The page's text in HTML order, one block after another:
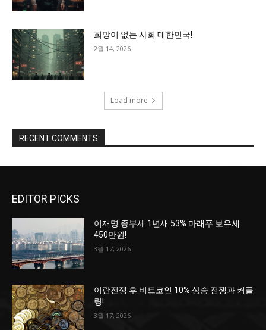
희망이 없는 사회 대한민국!
2월 14, 2026
Load more
RECENT COMMENTS
EDITOR PICKS
이재명 종부세 1년새 53% 마래푸 보유세
450만원!
3월 17, 2026
이란전쟁 후 비트코인 10% 상승 전쟁과 커플
링!
3월 17, 2026